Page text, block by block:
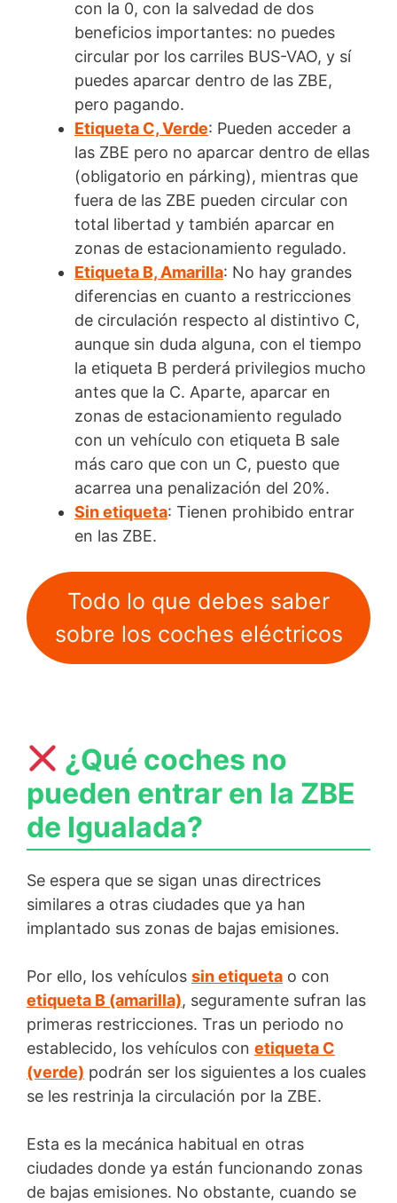
con la 0, con la salvedad de dos
beneficios importantes: no puedes
circular por los carriles BUS-VAO, y sí
puedes aparcar dentro de las ZBE,
pero pagando.
Etiqueta C, Verde: Pueden acceder a
las ZBE pero no aparcar dentro de ellas
(obligatorio en párking), mientras que
fuera de las ZBE pueden circular con
total libertad y también aparcar en
zonas de estacionamiento regulado.
Etiqueta B, Amarilla: No hay grandes
diferencias en cuanto a restricciones
de circulación respecto al distintivo C,
aunque sin duda alguna, con el tiempo
la etiqueta B perderá privilegios mucho
antes que la C. Aparte, aparcar en
zonas de estacionamiento regulado
con un vehículo con etiqueta B sale
más caro que con un C, puesto que
acarrea una penalización del 20%.
Sin etiqueta: Tienen prohibido entrar
en las ZBE.
Todo lo que debes saber
sobre los coches eléctricos
¿Qué coches no
pueden entrar en la ZBE
de Igualada?
Se espera que se sigan unas directrices
similares a otras ciudades que ya han
implantado sus zonas de bajas emisiones.
Por ello, los vehículos sin etiqueta o con
etiqueta B (amarilla), seguramente sufran las
primeras restricciones. Tras un periodo no
establecido, los vehículos con etiqueta C
(verde) podrán ser los siguientes a los cuales
se les restrinja la circulación por la ZBE.
Esta es la mecánica habitual en otras
ciudades donde ya están funcionando zonas
de bajas emisiones. No obstante, cuando se